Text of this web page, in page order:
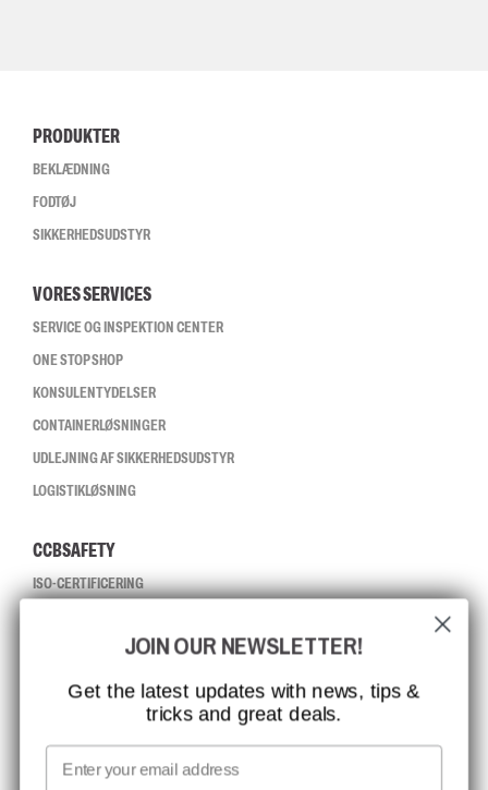
PRODUKTER
BEKLÆDNING
FODTØJ
SIKKERHEDSUDSTYR
VORES SERVICES
SERVICE OG INSPEKTION CENTER
ONE STOP SHOP
KONSULENTYDELSER
CONTAINERLØSNINGER
UDLEJNING AF SIKKERHEDSUDSTYR
LOGISTIKLØSNING
CCBSAFETY
ISO-CERTIFICERING
MISSION, VISION OG VÆRDIER
KONTAKT
JOB HOS CCBSAFETY
MEDIA
VI TAGER ANSVAR
JOIN OUR NEWSLETTER!
Get the latest updates with news, tips &
tricks and great deals.
Email